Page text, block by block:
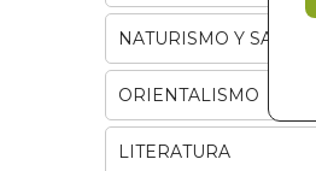
NATURISMO Y SALUD
ORIENTALISMO
LITERATURA